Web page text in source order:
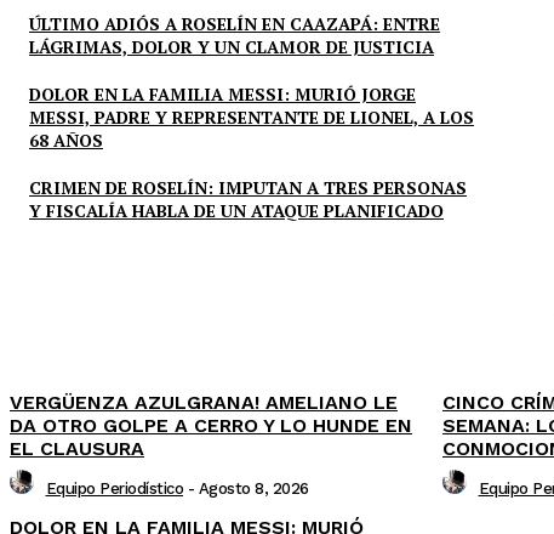
ÚLTIMO ADIÓS A ROSELÍN EN CAAZAPÁ: ENTRE
LÁGRIMAS, DOLOR Y UN CLAMOR DE JUSTICIA
DOLOR EN LA FAMILIA MESSI: MURIÓ JORGE
MESSI, PADRE Y REPRESENTANTE DE LIONEL, A LOS
68 AÑOS
CRIMEN DE ROSELÍN: IMPUTAN A TRES PERSONAS
Y FISCALÍA HABLA DE UN ATAQUE PLANIFICADO
VERGÜENZA AZULGRANA! AMELIANO LE
DA OTRO GOLPE A CERRO Y LO HUNDE EN
EL CLAUSURA
Equipo Periodístico - Agosto 8, 2026
CINCO
SEMANA:
Equipo
DOLOR EN LA FAMILIA MESSI: MURIÓ